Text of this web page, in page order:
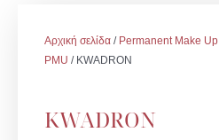
Αρχική σελίδα / Permanent Make Up
PMU / KWADRON
KWADRON